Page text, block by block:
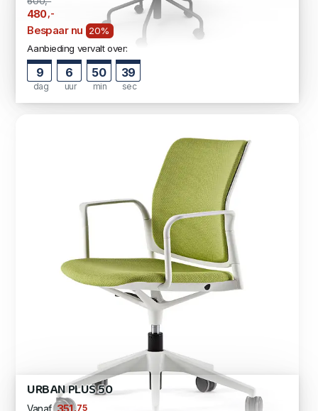
480 ,-
Bespaar nu
20%
Aanbieding vervalt over:
9
dag
6
uur
50
min
37
sec
URBAN PLUS 50
,75